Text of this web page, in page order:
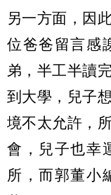
另一方面，因
位爸爸留言感
弟，半工半讀
到大學，兒子
境不太允許，
會，兒子也幸
所，而郭董小